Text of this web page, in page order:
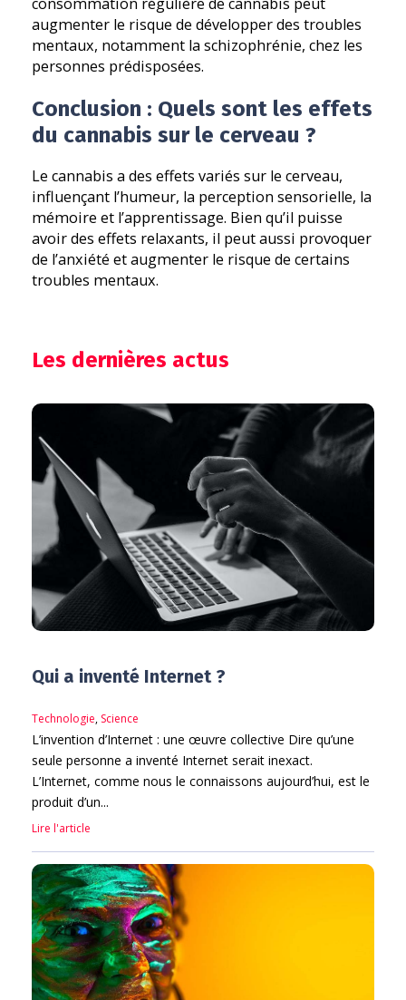
augmenter le risque de développer des troubles
mentaux, notamment la schizophrénie, chez les
personnes prédisposées.
Conclusion : Quels sont les effets
du cannabis sur le cerveau ?
Le cannabis a des effets variés sur le cerveau,
influençant l’humeur, la perception sensorielle, la
mémoire et l’apprentissage. Bien qu’il puisse
avoir des effets relaxants, il peut aussi provoquer
de l’anxiété et augmenter le risque de certains
troubles mentaux.
Les dernières actus
Qui a inventé Internet ?
Technologie, Science
L’invention d’Internet : une œuvre collective Dire qu’une
seule personne a inventé Internet serait inexact.
L’Internet, comme nous le connaissons aujourd’hui, est le
produit d’un...
Lire l'article